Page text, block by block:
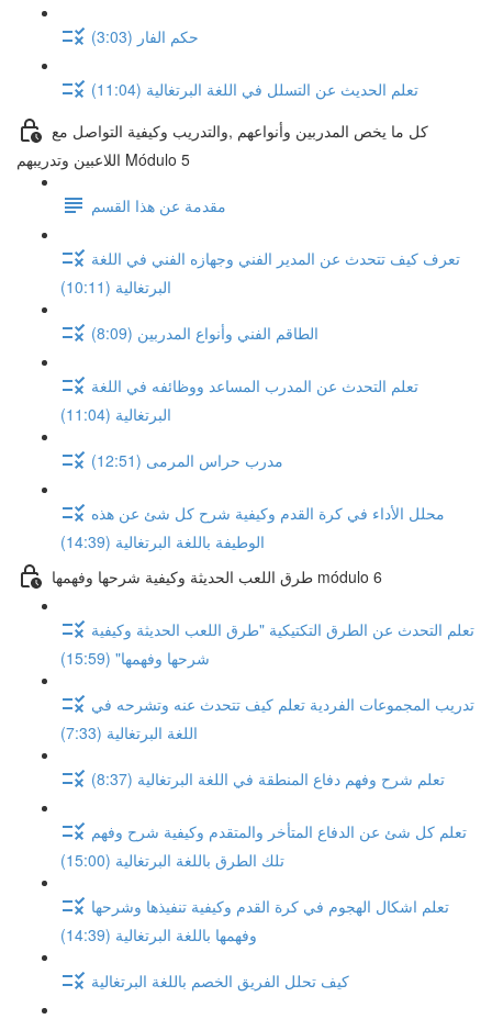
حكم الفار (3:03)
تعلم الحديث عن التسلل في اللغة البرتغالية (11:04)
كل ما يخص المدربين وأنواعهم ,والتدريب وكيفية التواصل مع
اللاعبين وتدريبهم Módulo 5
مقدمة عن هذا القسم
تعرف كيف تتحدث عن المدير الفني وجهازه الفني في اللغة
البرتغالية (10:11)
الطاقم الفني وأنواع المدربين (8:09)
تعلم التحدث عن المدرب المساعد ووظائفه في اللغة
البرتغالية (11:04)
مدرب حراس المرمى (12:51)
محلل الأداء في كرة القدم وكيفية شرح كل شئ عن هذه
الوطيفة باللغة البرتغالية (14:39)
طرق اللعب الحديثة وكيفية شرحها وفهمها módulo 6
تعلم التحدث عن الطرق التكتيكية "طرق اللعب الحديثة وكيفية
شرحها وفهمها" (15:59)
تدريب المجموعات الفردية تعلم كيف تتحدث عنه وتشرحه في
اللغة البرتغالية (7:33)
تعلم شرح وفهم دفاع المنطقة في اللغة البرتغالية (8:37)
تعلم كل شئ عن الدفاع المتأخر والمتقدم وكيفية شرح وفهم
تلك الطرق باللغة البرتغالية (15:00)
تعلم اشكال الهجوم في كرة القدم وكيفية تنفيذها وشرحها
وفهمها باللغة البرتغالية (14:39)
كيف تحلل الفريق الخصم باللغة البرتغالية